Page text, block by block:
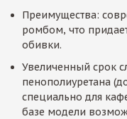
Преимущества:
ромбом, что
обивки.
Увеличенный срок
пенополиуретана
специально для
базе модели